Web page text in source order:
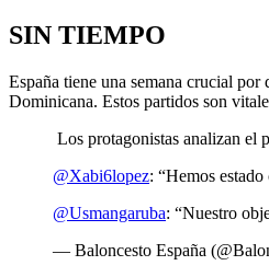
SIN TIEMPO
España tiene una semana crucial por
Dominicana. Estos partidos son
Los protagonistas analizan el
@Xabi6lopez: “Hemos
@Usmangaruba: “Nuestro
— Baloncesto España